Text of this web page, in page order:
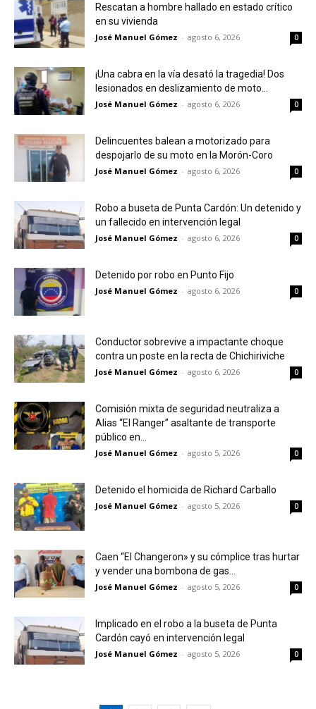
Rescatan a hombre hallado en estado crítico
en su vivienda
José Manuel Gómez - agosto 6, 2026 0
¡Una cabra en la vía desató la tragedia! Dos
lesionados en deslizamiento de moto...
José Manuel Gómez - agosto 6, 2026 0
Delincuentes balean a motorizado para
despojarlo de su moto en la Morón-Coro
José Manuel Gómez - agosto 6, 2026 0
Robo a buseta de Punta Cardón: Un detenido y
un fallecido en intervención legal
José Manuel Gómez - agosto 6, 2026 0
Detenido por robo en Punto Fijo
José Manuel Gómez - agosto 6, 2026 0
Conductor sobrevive a impactante choque
contra un poste en la recta de Chichiriviche
José Manuel Gómez - agosto 6, 2026 0
Comisión mixta de seguridad neutraliza a
Alias “El Ranger” asaltante de transporte
público en...
José Manuel Gómez - agosto 5, 2026 0
Detenido el homicida de Richard Carballo
José Manuel Gómez - agosto 5, 2026 0
Caen “El Changeron» y su cómplice tras hurtar
y vender una bombona de gas...
José Manuel Gómez - agosto 5, 2026 0
Implicado en el robo a la buseta de Punta
Cardón cayó en intervención legal
José Manuel Gómez - agosto 5, 2026 0